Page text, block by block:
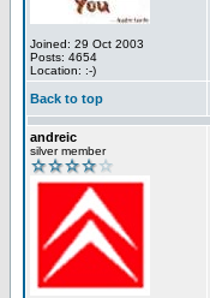
Joined: 29 Oct 2003
Posts: 4654
Location: :-)
Back to top
andreic
silver member